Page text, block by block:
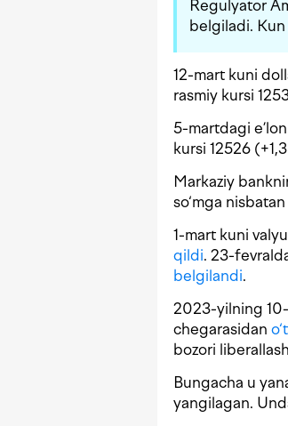
Regulyator
belgiladi.
12-mart kuni
rasmiy kursi
5-martdagi
kursi 12526
Markaziy
so‘mga
1-mart kuni
qildi. 23-
belgilandi.
2023-yilning 10-
chegarasidan
bozori
Bungacha u
yangilagan.